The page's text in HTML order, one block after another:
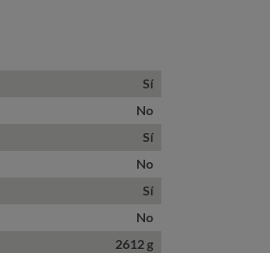
Sí
No
Sí
No
Sí
No
2612 g